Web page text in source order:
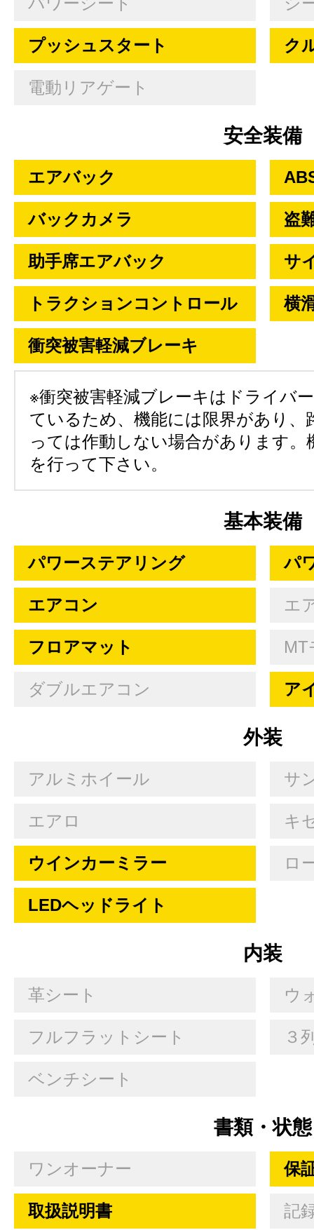
プッシュスタート ク
電動リアゲート
安全装備
エアバック
バックカメラ 盗
助手席エアバック サ
トラクションコントロール 横
衝突被害軽減ブレーキ
※衝突被害軽減ブレーキはドライバ
ているため、機能には限界があり、
っては作動しない場合があります。
を行って下さい。
基本装備
パワーステアリング パ
エアコン エ
フロアマット MT
ダブルエアコン ア
外装
アルミホイール サ
エアロ キ
ウインカーミラー ロ
LEDヘッドライト
内装
革シート ウ
フルフラットシート ３
ベンチシート
書類・状態
ワンオーナー 保
取扱説明書 記